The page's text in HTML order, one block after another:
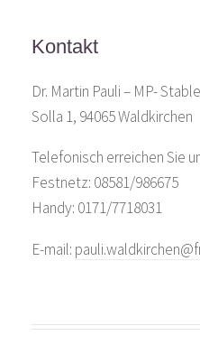
Kontakt
Dr. Martin Pauli – MP-
Solla 1, 94065 Waldkirchen
Telefonisch erreichen Sie
Festnetz: 08581/986675
Handy: 0171/7718031
E-mail: